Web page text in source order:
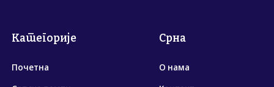
Категорије
Почетна
Срна
О нама